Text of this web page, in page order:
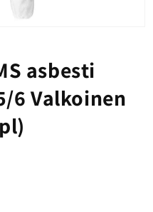
asbesti
6 Valkoinen